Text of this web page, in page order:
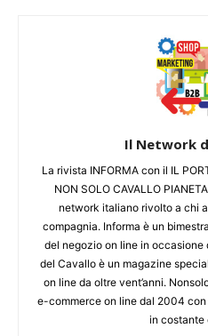
Il Network
La rivista INFORMA con il IL
NON SOLO CAVALLO
network italiano rivolto a chi
compagnia. Informa è un
del negozio on line in occasione
del Cavallo è un magazine
on line da oltre vent’anni.
e-commerce on line dal 2004
in costante